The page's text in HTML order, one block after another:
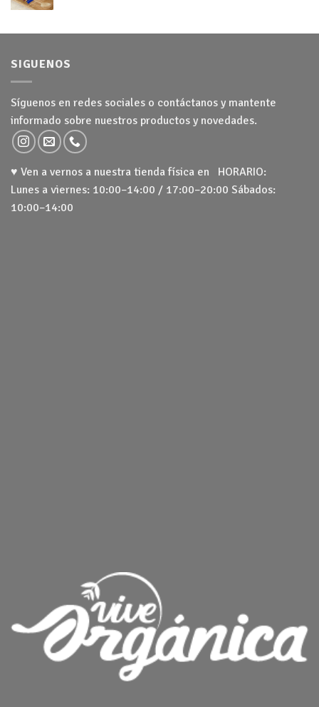
SIGUENOS
Síguenos en redes sociales o contáctanos y mantente
informado sobre nuestros productos y novedades.
♥ Ven a vernos a nuestra tienda física en HORARIO:
Lunes a viernes: 10:00–14:00 / 17:00–20:00 Sábados:
10:00–14:00